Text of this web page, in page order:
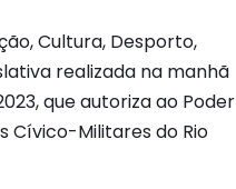
Cultura, Desporto,
realizada na manhã
que autoriza ao Poder
Cívico-Militares do Rio